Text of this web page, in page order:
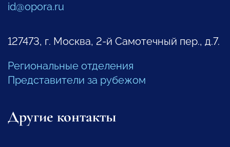
id@opora.ru
127473, г. Москва, 2-й Самотечный пер., д.7.
Региональные отделения
Представители за рубежом
Другие контакты